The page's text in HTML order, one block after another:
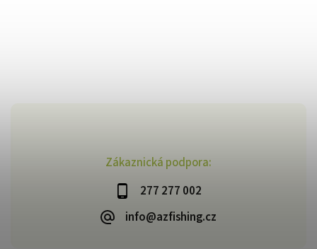
Zákaznická podpora:
277 277 002
info@azfishing.cz